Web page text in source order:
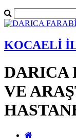
KOCAELİ
DARICA
VE